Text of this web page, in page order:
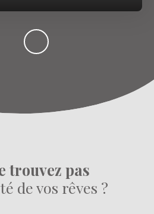
trouvez pas
de vos rêves ?